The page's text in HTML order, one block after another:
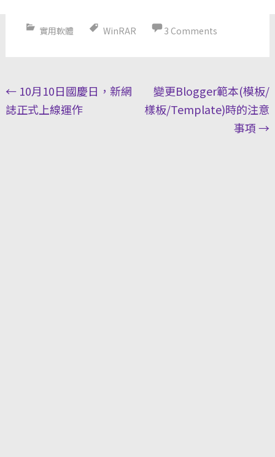
實用軟體 WinRAR 3 Comments
Post
navigation
←10月10日國慶日，新網
誌正式上線運作
變更Blogger範本(模板/
樣板/Template)時的注意
事項→